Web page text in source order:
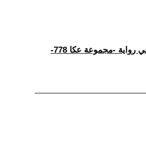
(44) العمل الفدائي في رواية -مجموعة عكا 778-